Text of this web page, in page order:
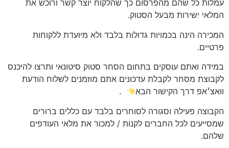
עמלות כל שהם מהפרסום כך שהלקוח יוצר קשר ורוכש את
המלאי ישירות מבעל הסטוק.
המכירה הינה בכמויות גדולות בלבד ולא מיועדת ללקוחות
פרטיים.
במידה ואתם עוסקים בתחום הסחר סטוק סיטונאי ותרצו להיכנס
לקבוצת מסחר לקבלת עדכונים אתם מוזמנים לשלוח הודעת
וואצ׳אפ דרך הקישור הבא
.
הקבוצה פעילה וסגורה לסוחרים בלבד עם כללים ברורים
שמסייעים לכל החברים לקנות / למכור את מלאי העודפים
שלהם.